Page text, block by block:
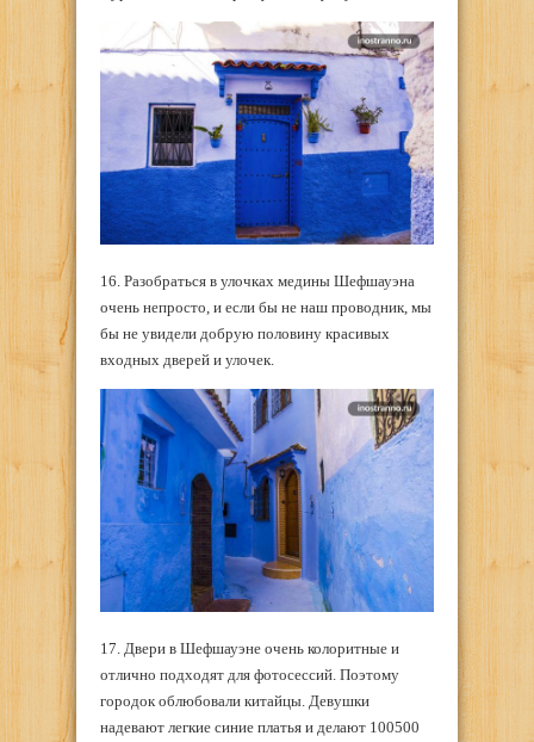
16. Разобраться в улочках медины Шефшауэна
очень непросто, и если бы не наш проводник, мы
бы не увидели добрую половину красивых
входных дверей и улочек.
17. Двери в Шефшауэне очень колоритные и
отлично подходят для фотосессий. Поэтому
городок облюбовали китайцы. Девушки
надевают легкие синие платья и делают 100500